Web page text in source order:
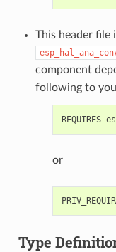
This header file
component
following to
or
Type